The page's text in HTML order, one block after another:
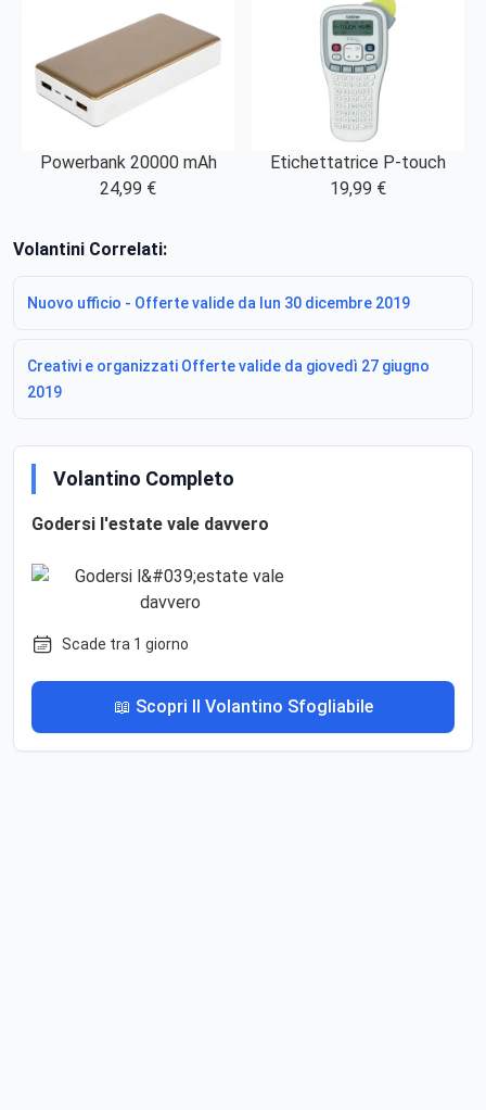
Powerbank 20000 mAh
24,99 €
Etichettatrice P-touch
19,99 €
Volantini Correlati:
Nuovo ufficio - Offerte valide da lun 30 dicembre 2019
Creativi e organizzati Offerte valide da giovedì 27 giugno
2019
Volantino Completo
Godersi l'estate vale davvero
Scade tra 1 giorno
📖 Scopri Il Volantino Sfogliabile